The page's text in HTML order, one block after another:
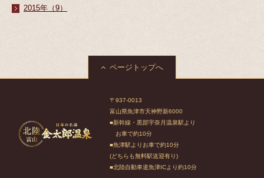
2015年（9）
ページトップへ
〒937-0013
富山県魚津市天神野新6000
■新幹線・黒部宇奈月温泉駅より
お車で約10分
■魚津駅よりお車で約10分
(どちらも無料駅送迎有り)
■北陸自動車道魚津ICより約10分